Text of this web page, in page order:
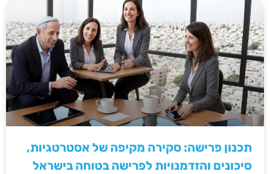
תכנון פרישה: סקירה מקיפה של אסטרטגיות,
סיכונים והזדמנויות לפרישה בטוחה בישראל